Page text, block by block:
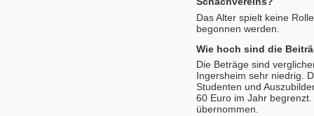
Das Alter spielt keine
begonnen werden.
Wie hoch sind die
Die Beträge sind
Ingersheim sehr niedrig.
Studenten und
60 Euro im Jahr
übernommen.